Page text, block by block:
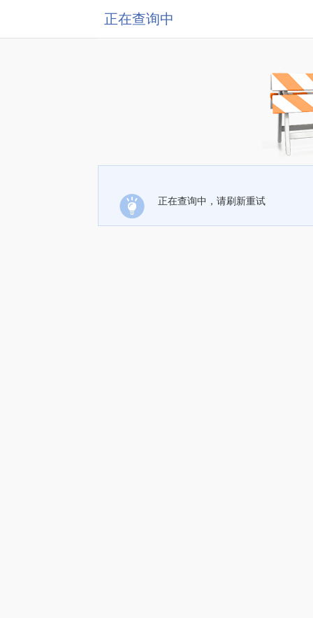
正在查询中
正在查询中，请刷新重试